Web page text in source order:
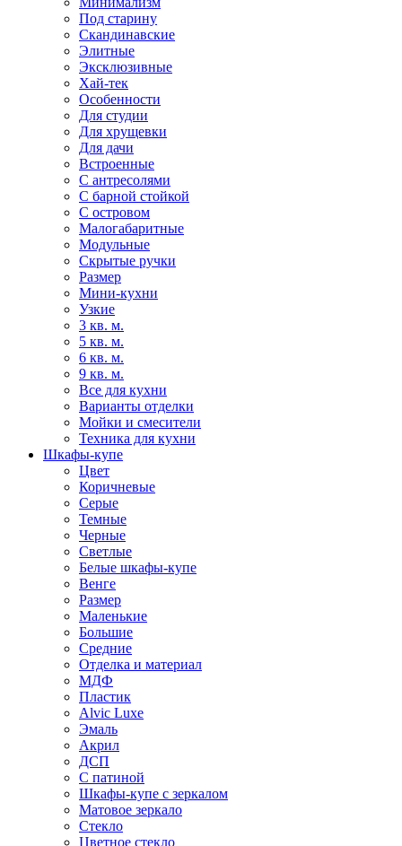
Под старину
Скандинавские
Элитные
Эксклюзивные
Хай-тек
Особенности
Для студии
Для хрущевки
Для дачи
Встроенные
С антресолями
С барной стойкой
С островом
Малогабаритные
Модульные
Скрытые ручки
Размер
Мини-кухни
Узкие
3 кв. м.
5 кв. м.
6 кв. м.
9 кв. м.
Все для кухни
Варианты отделки
Мойки и смесители
Техника для кухни
Шкафы-купе
Цвет
Коричневые
Серые
Темные
Черные
Светлые
Белые шкафы-купе
Венге
Размер
Маленькие
Большие
Средние
Отделка и материал
МДФ
Пластик
Alvic Luxe
Эмаль
Акрил
ДСП
С патиной
Шкафы-купе с зеркалом
Матовое зеркало
Стекло
Цветное стекло